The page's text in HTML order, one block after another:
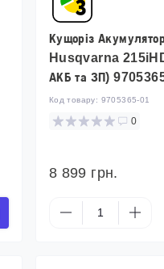
Кущоріз
Husqvarna
АКБ та ЗП)
Код товару: 9705365-01
0
8 899 грн.